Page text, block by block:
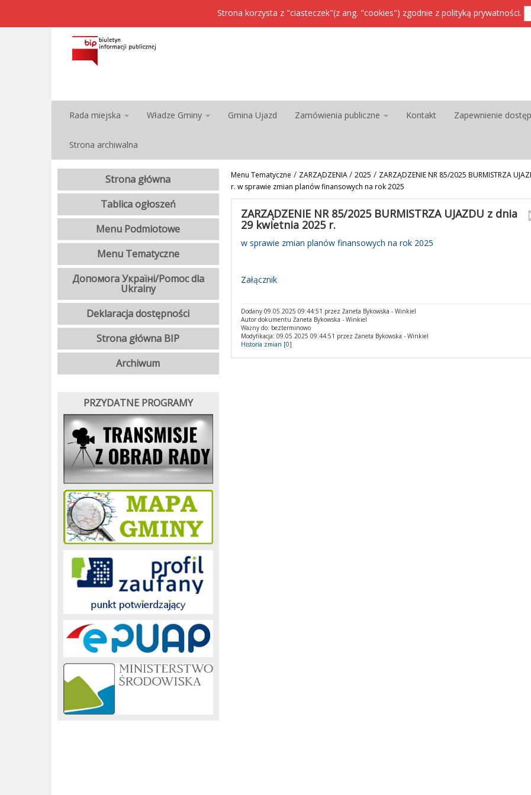
Strona korzysta z "ciasteczek"(z ang. "cookies") zgodnie z polityką prywatności.
Rada miejska Władze Gminy Gmina Ujazd Zamówienia publiczne Kontakt Zapewnienie
Strona archiwalna
Menu Tematyczne / ZARZĄDZENIA/ 2025 / ZARZĄDZENIE NR 85/2025 BURMISTRZA
r. w sprawie zmian planów finansowych na rok 2025
ZARZĄDZENIE NR 85/2025 BURMISTRZA UJAZDU z dnia
29 kwietnia 2025 r.
w sprawie zmian planów finansowych na rok 2025
Załącznik
Dodany 09.05.2025 09:44:51 przez Żaneta Bykowska - Winkiel
Autor dokumentu Żaneta Bykowska - Winkiel
Ważny do: bezterminowo
Modyfikacja: 09.05.2025 09:44:51 przez Żaneta Bykowska - Winkiel
Historia zmian [0]
Strona główna
Tablica ogłoszeń
Menu Podmiotowe
Menu Tematyczne
Допомога Україні/Pomoc dla
Ukrainy
Deklaracja dostępności
Strona główna BIP
Archiwum
PRZYDATNE PROGRAMY